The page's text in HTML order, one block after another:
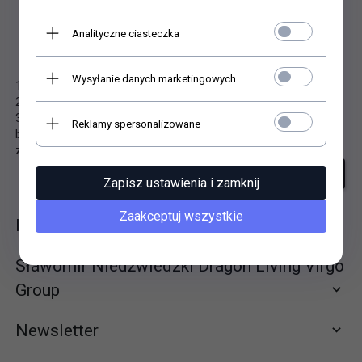
Niestety nie znaleziono produktu!
1. Sprawdź poprawność zapytania i spróbuj ponownie.
2. Ogranicz szukane słowa do jednego lub dwóch.
3. Podaj ogólną nazwę produktu, którego szukasz. Później
będziesz mógł ograniczyć wyniki wyszukiwania korzystając z
zaawansowanych filtrów.
szukanie zaawansowane
Informacje
Sławomir Niedźwiedzki Dragon Living Virgo
Group
Newsletter
Analityczne ciasteczka
Wysyłanie danych marketingowych
Reklamy spersonalizowane
Zapisz ustawienia i zamknij
Zaakceptuj wszystkie